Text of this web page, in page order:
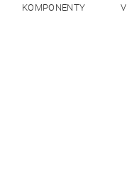
KOMPONENTY